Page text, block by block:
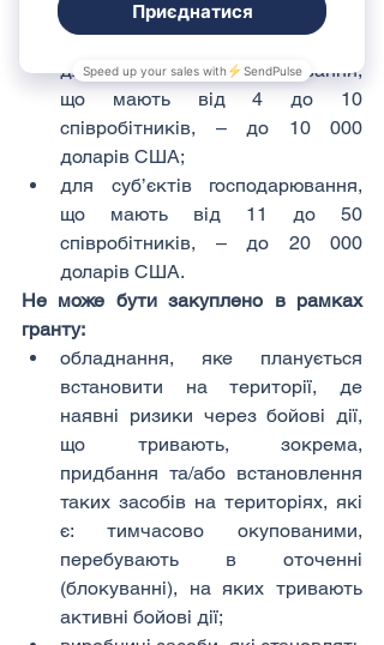
що мають до 3 співробітників, –
до 5 000 доларів США;
для суб’єктів господарювання,
що мають від 4 до 10
співробітників, – до 10 000
доларів США;
для суб’єктів господарювання,
що мають від 11 до 50
співробітників, – до 20 000
доларів США.
Не може бути закуплено в рамках
гранту:
обладнання, яке планується
встановити на території, де
наявні ризики через бойові дії,
що тривають, зокрема,
придбання та/або встановлення
таких засобів на територіях, які
є: тимчасово окупованими,
перебувають в оточенні
(блокуванні), на яких тривають
активні бойові дії;